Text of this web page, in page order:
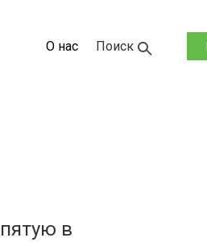
О нас Поиск
в